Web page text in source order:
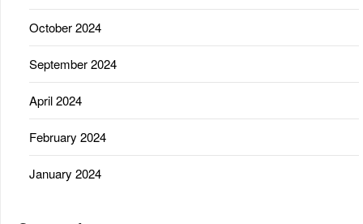
October 2024
September 2024
April 2024
February 2024
January 2024